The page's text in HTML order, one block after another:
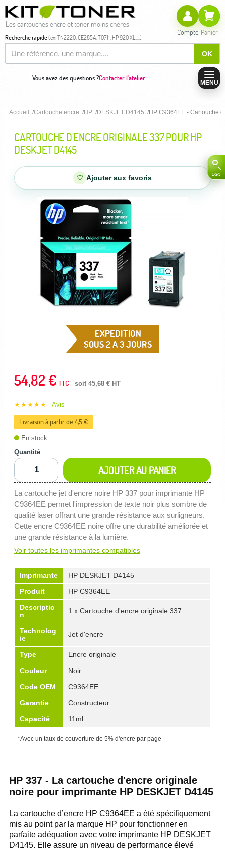
Les cartouches encre et toner moins chères
Recherche rapide(ex: TN2220, CE285A, T0711, HP 920 XL,...)
OK
Compte Panier
Vous avez des questions ?Contacter l'atelier
MENU
Accueil Cartouche encre HP DESKJET D4145 HP C9364EE - Cartouche
CARTOUCHE D'ENCRE ORIGINALE 337 POUR HP
DESKJET D4145
♡ Ajouter aux favoris
EXPEDITION
SOUS 2 A 3 JOURS
54,82 € TTC soit 45,68 € HT
★★★★★ Avis
Livraison à partir de 4,5 €
En stock
Quantité
AJOUTER AU PANIER
La cartouche jet d'encre noire HP 337 pour imprimante HP
C9364EE permet l'impression de texte noir plus sombre de
qualité laser offrant une grande résistance aux surligneurs.
Cette encre C9364EE noire offre une durabilité améliorée et
une grande résistance à la lumière.
Voir toutes les imprimantes compatibles
Imprimante
HP DESKJET D4145
Produit
HP C9364EE
Descriptio
n
1 x Cartouche d'encre originale 337
Technolog
ie
Jet d'encre
Type
Encre originale
Couleur
Noir
Code OEM
C9364EE
Garantie
Constructeur
Capacité
11ml
*Avec un taux de couverture de 5% d'encre par page
HP 337 - La cartouche d'encre originale
noire pour imprimante HP DESKJET D4145
La cartouche d’encre HP C9364EE a été spécifiquement
mis au point par la marque HP pour fonctionner en
parfaite adéquation avec votre imprimante HP DESKJET
D4145. Elle assure un niveau de performance élevé